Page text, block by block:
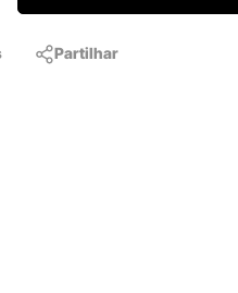
Partilhar